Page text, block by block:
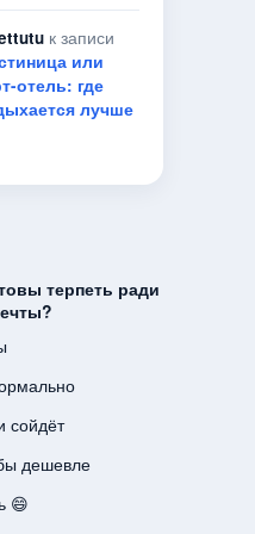
к записи
или
отель: где
лучше
терпеть ради
сойдёт
дешевле
😄